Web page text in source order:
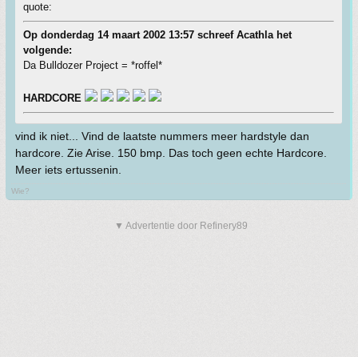
quote:
Op donderdag 14 maart 2002 13:57 schreef Acathla het
volgende:
Da Bulldozer Project = *roffel*
HARDCORE
vind ik niet... Vind de laatste nummers meer hardstyle dan
hardcore. Zie Arise. 150 bmp. Das toch geen echte Hardcore.
Meer iets ertussenin.
Wie?
▼ Advertentie door Refinery89